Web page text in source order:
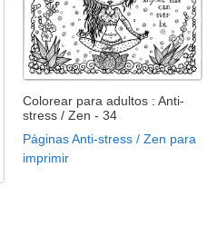
Colorear para adultos : Anti-
stress / Zen - 34
Páginas Anti-stress / Zen para
imprimir